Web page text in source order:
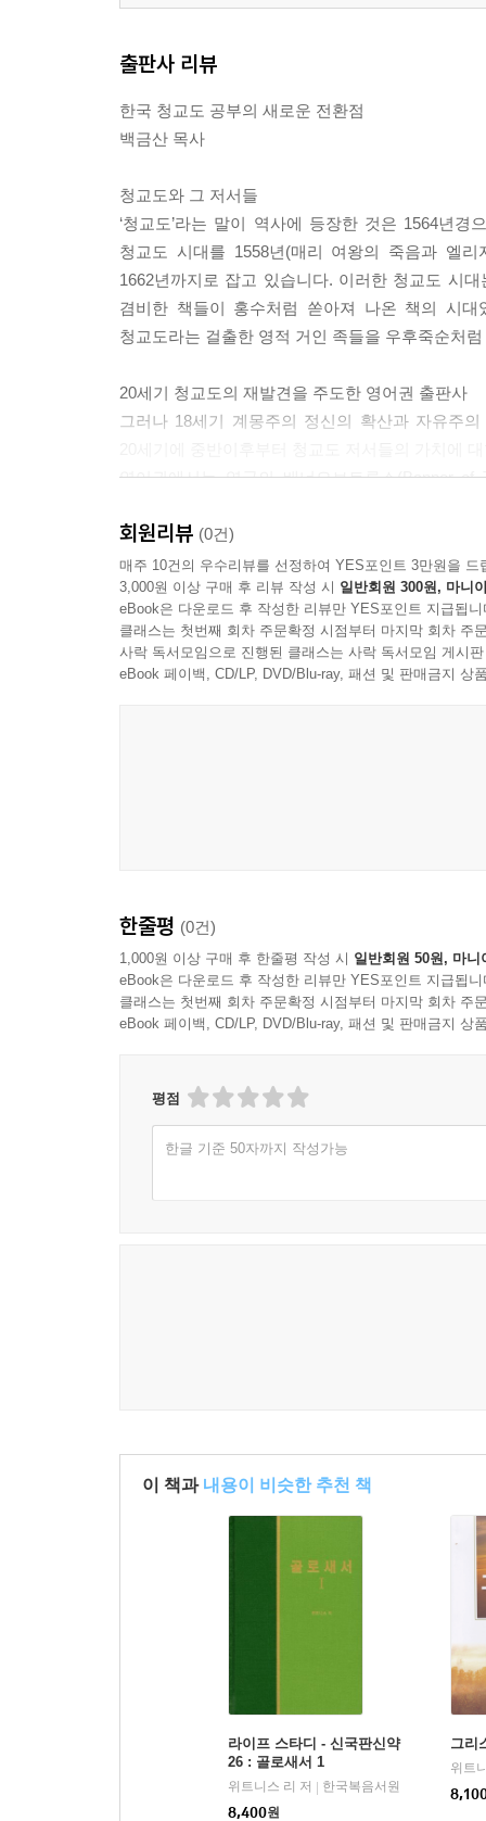
출판사 리뷰
한국 청교도 공부의 새로운 전환점
백금산 목사
청교도와 그 저서들
‘청교도’라는 말이 역사에 등장한 것은 1564년
청교도 시대를 1558년(매리 여왕의 죽음과 엘
1662년까지로 잡고 있습니다. 이러한 청교도 시
겸비한 책들이 홍수처럼 쏟아져 나온 책의 시
청교도라는 걸출한 영적 거인 족들을 우후죽순처
20세기 청교도의 재발견을 주도한 영어권 출판사
그러나 18세기 계몽주의 정신의 확산과 자유주
영어권에서는 영국의 배너오브트루스(Banner
돈 키슬러(Don Kistler)에 의해서 1988년에 설립되
청교도 원전의 광맥과도 같은 보고라 할 수 있습니
현재까지 배너오브트루스사에서 발간된 청교
저자들로서는 존 오웬(John Owen, 16권), 존 플
데이비드 클락슨(David Clarkson, 3권), 리챠드
22권), 조나단 에드워즈(Jonathan Edwards, 2권)
청교도에 대한 관심을 가지고 청교도 서적을 전
종합출판을 지향하는 대형출판사에서 발간되는
국내에서는 청교도 저서들의 출판이 질적인 면
뒷받침이 숙제로 남아 있고, 질적인 면에서는 청
이는 한국 교회 목회자들과 성도들의 영적 성숙에
왜 우리는 청교도 책을 읽어야 하는가
부흥과개혁사는 한국에 청교도 저서들을 소개
역할을 하고자 합니다. 부흥과개혁사에서는 이
불리기도 하는 조나단 에드워즈 전집 등의 꾸준
저서 발간에 있어 획기적인 전환점이 될 것입
주제들에 대해 가장 대표가 될 수 있는 탁월한 작
2~4권의 세트로 구성된 조직신학 책이나 기타
충격과 경이로움을 가지고 본격적으로 맛볼 수 있
이 청교도 대작 시리즈 발간하면서 특별히 감
회원리뷰 (0건)
매주 10건의 우수리뷰를 선정하여 YES포인트 3만원을 드
3,000원 이상 구매 후 리뷰 작성 시 일반회원 300원, 마니
eBook은 다운로드 후 작성한 리뷰만 YES포인트 지급됩니
클래스는 첫번째 회차 주문확정 시점부터 마지막 회차 주
사락 독서모임으로 진행된 클래스는 사락 독서모임 게시
eBook 페이백, CD/LP, DVD/Blu-ray, 패션 및 판매금지 상
한줄평 (0건)
1,000원 이상 구매 후 한줄평 작성 시 일반회원 50원, 마니
eBook은 다운로드 후 작성한 리뷰만 YES포인트 지급됩니
클래스는 첫번째 회차 주문확정 시점부터 마지막 회차 주
eBook 페이백, CD/LP, DVD/Blu-ray, 패션 및 판매금지 상
평점
한글 기준 50자까지 작성가능
이 책과 내용이 비슷한 추천 책
라이프 스타디 - 신국판신약
26 : 골로새서 1
위트니스 리 저 | 한국복음서원
8,400원
그리
위트